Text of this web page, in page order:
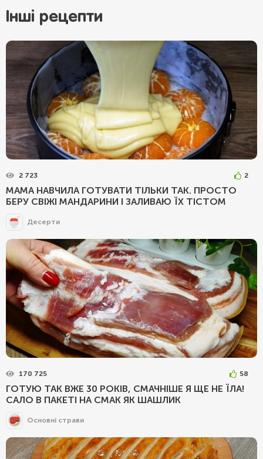
Інші рецепти
2 723 2
МАМА НАВЧИЛА ГОТУВАТИ ТІЛЬКИ ТАК. ПРОСТО
БЕРУ СВІЖІ МАНДАРИНИ І ЗАЛИВАЮ ЇХ ТІСТОМ
Десерти
170 725 58
ГОТУЮ ТАК ВЖЕ 30 РОКІВ, СМАЧНІШЕ Я ЩЕ НЕ ЇЛА!
САЛО В ПАКЕТІ НА СМАК ЯК ШАШЛИК
Основні страви